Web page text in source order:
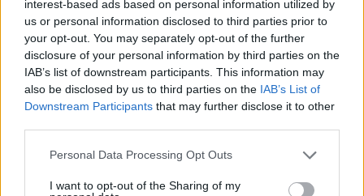
interest-based ads based on personal information utilized by
us or personal information disclosed to third parties prior to
your opt-out. You may separately opt-out of the further
disclosure of your personal information by third parties on the
IAB’s list of downstream participants. This information may
also be disclosed by us to third parties on the IAB’s List of
Downstream Participants that may further disclose it to other
Please note that this website/app uses one or more Google
not limited to your visit or usage behaviour. You may click to
Personal Data Processing Opt Outs
I want to opt-out of the Sharing of my
Ideális esetben a védelmi szféra a szuverén ...